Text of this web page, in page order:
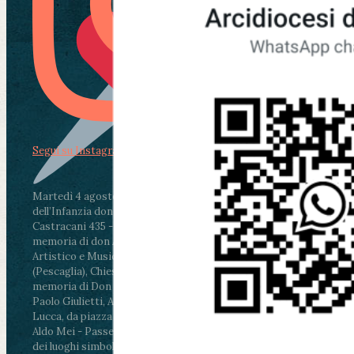
Martedì 4 agosto2026
ore 11:30 - Lucca, Scuola
dell’Infanzia don Aldo Mei - Viale Castruccio
Castracani 435 - Inaugurazione murales in
memoria di don Aldo Mei curato dal Liceo
Artistico e Musicale “Passaglia”
ore 18 - Fiano
(Pescaglia), Chiesa parrocchiale - Messa in
memoria di Don Aldo Mei celebrata da mons.
Paolo Giulietti, Arcivescovo di Lucca
ore 20.30 -
Lucca, da piazza San Michele al Cippo di don
Aldo Mei - Passeggiata della Memoria in alcuni
dei luoghi simbolo della città. Ritrovo alle ore
Segui su Instagram